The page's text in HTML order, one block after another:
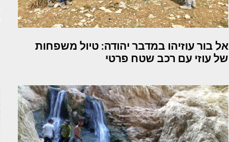
אל בור עוזיהו במדבר יהודה: טיול משפחות
של עוזי עם רכב שטח פרטי